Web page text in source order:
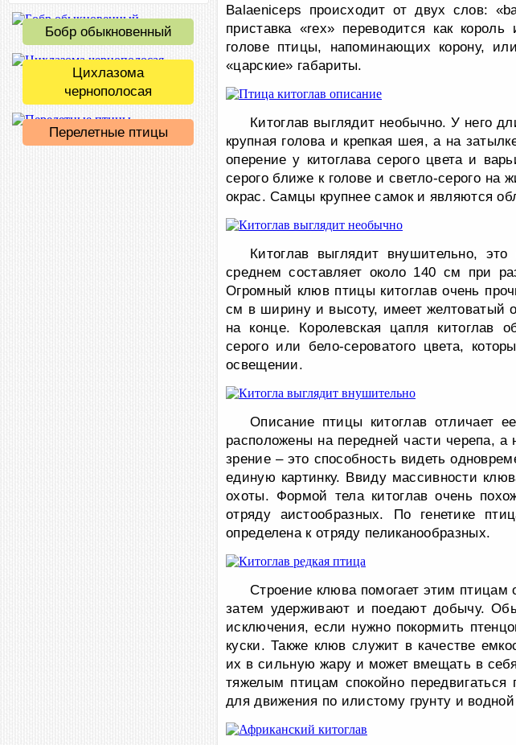
Balaeniceps происходит от двух слов:
приставка «rex» переводится как
голове птицы, напоминающих корону,
«царские» габариты.
Китоглав выглядит необычно. У него
крупная голова и крепкая шея, а на
оперение у китоглава серого цвета и
серого ближе к голове и светло-серого
окрас. Самцы крупнее самок и являются
Китоглав выглядит внушительно,
среднем составляет около 140 см при
Огромный клюв птицы китоглав очень
см в ширину и высоту, имеет желтоватый
на конце. Королевская цапля китоглав
серого или бело-сероватого цвета,
освещении.
Описание птицы китоглав отличает
расположены на передней части черепа,
зрение – это способность видеть
единую картинку. Ввиду массивности
охоты. Формой тела китоглав очень
отряду аистообразных. По генетике
определена к отряду пеликанообразных.
Строение клюва помогает этим
затем удерживают и поедают добычу.
исключения, если нужно покормить
куски. Также клюв служит в качестве
их в сильную жару и может вмещать в
тяжелым птицам спокойно
для движения по илистому грунту и водной
Бобр обыкновенный
Цихлазома
чернополосая
Перелетные птицы